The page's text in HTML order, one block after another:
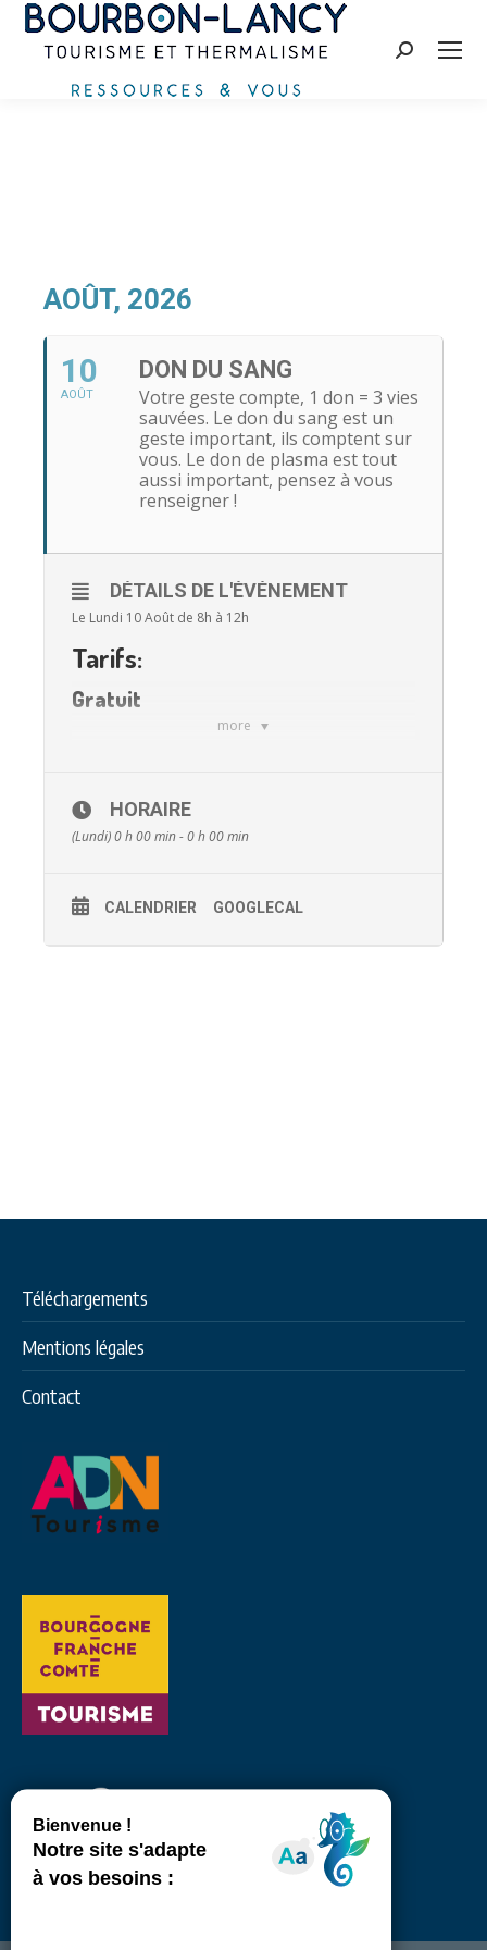
Recherche
AOÛT, 2026
10
AOÛT
DON DU SANG
Votre geste compte, 1 don = 3 vies
sauvées. Le don du sang est un
geste important, ils comptent sur
vous. Le don de plasma est tout
aussi important, pensez à vous
renseigner !
more
DÉTAILS DE L'ÉVÉNEMENT
Le Lundi 10 Août de 8h à 12h
Tarifs:
Gratuit
HORAIRE
(Lundi) 0 h 00 min - 0 h 00 min
CALENDRIER GOOGLECAL
Téléchargements
Mentions légales
Contact